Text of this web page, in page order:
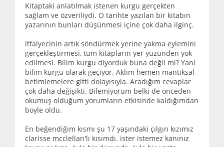
Kitaptaki anlatılmak istenen kurgu gerçekten
sağlam ve özveriliydi. O tarihte yazılan bir kitabın
yazarının bunları düşünmesi içine çok daha ilginç.
itfaiyecinin artık söndürmek yerine yakma eylemini
gerçekleştirmesi, tüm kitapların yer yüzünden yok
edilmesi. Bilim kurgu diyorduk buna değil mi? Yani
bilim kurgu olarak geçiyor. Aklım hemen mantıksal
betimlemelere gitti dolayısıyla. Aradığım cevaplar
çok daha değişikti. Bilemiyorum belki de önceden
okumuş olduğum yorumların etkisinde kaldığımdan
böyle oldu.
En beğendiğim kısmı şu 17 yaşındaki çılgın kızımız
clarisse mcclellan'lı kısımdı. ister istemez kanınız